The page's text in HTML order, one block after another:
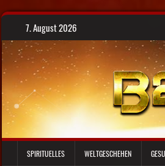
Skip
content
7. August 2026
SPIRITUELLES WELTGESCHEHEN